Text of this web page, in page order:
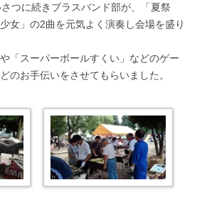
つに続きブラスバンド部が、「夏祭
女」の2曲を元気よく演奏し会場を盛り
「スーパーボールすくい」などのゲー
のお手伝いをさせてもらいました。